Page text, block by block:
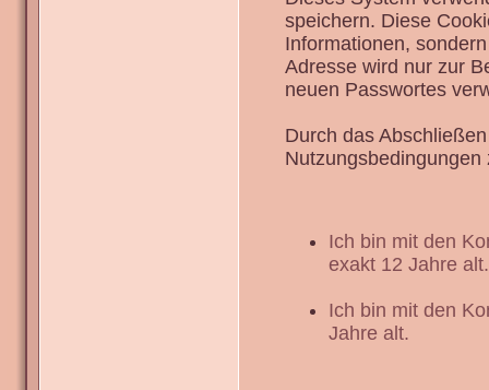
speichern. Diese
Informationen,
Adresse wird nur zur
neuen Passwortes
Durch das
Nutzungsbedingungen
Ich bin mit den
exakt 12 Jahre alt.
Ich bin mit den
Jahre alt.